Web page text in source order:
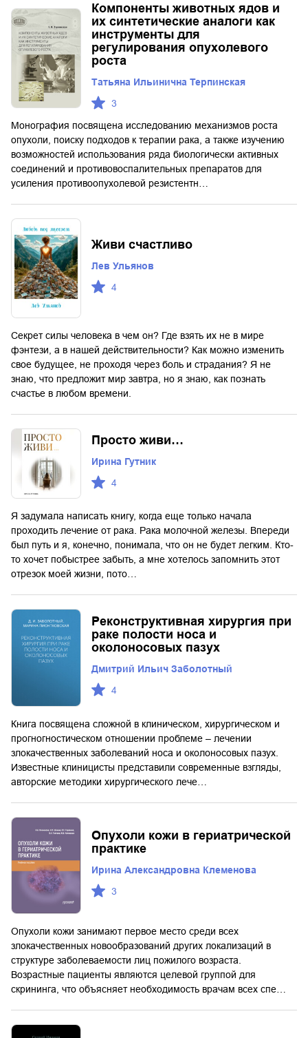
Компоненты животных ядов и
их синтетические аналоги как
инструменты для
регулирования опухолевого
роста
Татьяна Ильинична Терпинская
3
Монография посвящена исследованию механизмов роста
опухоли, поиску подходов к терапии рака, а также изучению
возможностей использования ряда биологически активных
соединений и противовоспалительных препаратов для
усиления противоопухолевой резистентн…
Живи счастливо
Лев Ульянов
4
Секрет силы человека в чем он? Где взять их не в мире
фэнтези, а в нашей действительности? Как можно изменить
свое будущее, не проходя через боль и страдания? Я не
знаю, что предложит мир завтра, но я знаю, как познать
счастье в любом времени.
Просто живи…
Ирина Гутник
4
Я задумала написать книгу, когда еще только начала
проходить лечение от рака. Рака молочной железы. Впереди
был путь и я, конечно, понимала, что он не будет легким. Кто-
то хочет побыстрее забыть, а мне хотелось запомнить этот
отрезок моей жизни, пото…
Реконструктивная хирургия при
раке полости носа и
околоносовых пазух
Дмитрий Ильич Заболотный
4
Книга посвящена сложной в клиническом, хирургическом и
прогногностическом отношении проблеме – лечении
злокачественных заболеваний носа и околоносовых пазух.
Известные клиницисты представили современные взгляды,
авторские методики хирургического лече…
Опухоли кожи в гериатрической
практике
Ирина Александровна Клеменова
3
Опухоли кожи занимают первое место среди всех
злокачественных новообразований других локализаций в
структуре заболеваемости лиц пожилого возраста.
Возрастные пациенты являются целевой группой для
скрининга, что объясняет необходимость врачам всех спе…